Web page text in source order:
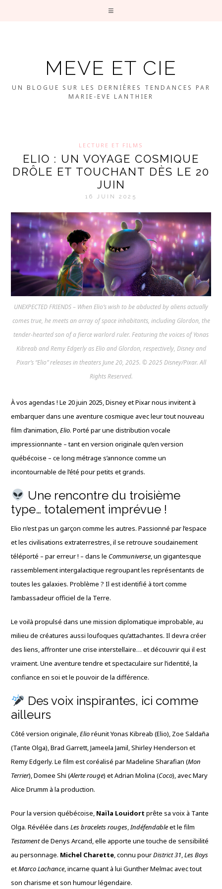
MEVE ET CIE
UN BLOGUE SUR LES DERNIÈRES TENDANCES PAR
MARIE-EVE LANTHIER
LECTURE ET FILMS
ELIO : UN VOYAGE COSMIQUE
DRÔLE ET TOUCHANT DÈS LE 20
JUIN
16 JUIN 2025
UNEXPECTED FRIENDS – When Elio’s wish to be abducted by aliens actually
comes true, he meets an array of space inhabitants, including Glordon, the
tender-hearted son of a fierce warlord ruler. Featuring the voices of Yonas
Kibreab and Remy Edgerly as Elio and Glordon, respectively, Disney and
Pixar’s “Elio” releases in theaters June 20, 2025. © 2025 Disney/Pixar. All
Rights Reserved.
À vos agendas ! Le 20 juin 2025, Disney et Pixar nous invitent à
embarquer dans une aventure cosmique avec leur tout nouveau
film d’animation,Elio. Porté par une distribution vocale
impressionnante – tant en version originale qu’en version
québécoise – ce long métrage s’annonce comme un
incontournable de l’été pour petits et grands.
Une rencontre du troisième
type… totalement imprévue !
Elio n’est pas un garçon comme les autres. Passionné par l’espace
et les civilisations extraterrestres, il se retrouve soudainement
téléporté – par erreur ! – dans le Communiverse, un gigantesque
rassemblement intergalactique regroupant les représentants de
toutes les galaxies. Problème ? Il est identifié à tort comme
l’ambassadeur officiel de la Terre.
Le voilà propulsé dans une mission diplomatique improbable, au
milieu de créatures aussi loufoques qu’attachantes. Il devra créer
des liens, affronter une crise interstellaire… et découvrir qui il est
vraiment. Une aventure tendre et spectaculaire sur l’identité, la
confiance en soi et le pouvoir de la différence.
Des voix inspirantes, ici comme
ailleurs
Côté version originale,Elioréunit Yonas Kibreab (Elio), Zoe Saldaña
(Tante Olga), Brad Garrett, Jameela Jamil, Shirley Henderson et
Remy Edgerly. Le film est coréalisé par Madeline Sharafian (Mon
Terrier), Domee Shi (Alerte rouge) et Adrian Molina (Coco), avec Mary
Alice Drumm à la production.
Pour la version québécoise, Naïla Louidort prête sa voix à Tante
Olga. Révélée dansLes bracelets rouges,Indéfendableet le film
Testamentde Denys Arcand, elle apporte une touche de sensibilité
au personnage. Michel Charette, connu pourDistrict 31,Les Boys
etMarco Lachance, incarne quant à lui Gunther Melmac avec tout
son charisme et son humour légendaire.